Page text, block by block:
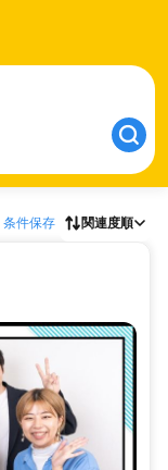
条件保存 関連度順